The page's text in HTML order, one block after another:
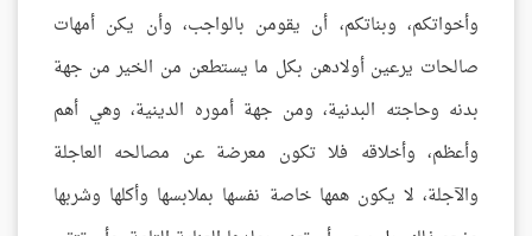
وأخواتكم، وبناتكم، أن يقومن بالواجب، وأن يكن أمهات
صالحات يرعين أولادهن بكل ما يستطعن من الخير من جهة
بدنه وحاجته البدنية، ومن جهة أموره الدينية، وهي أهم
وأعظم، وأخلاقه فلا تكون معرضة عن مصالحه العاجلة
والآجلة، لا يكون همها خاصة نفسها بملابسها وأكلها وشربها